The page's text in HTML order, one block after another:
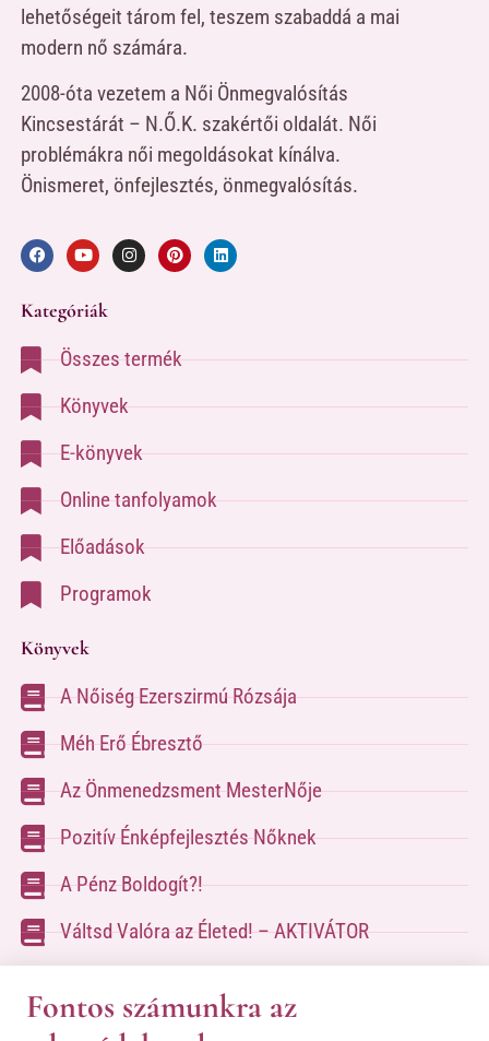
lehetőségeit tárom fel, teszem szabaddá a mai
modern nő számára.
2008-óta vezetem a Női Önmegvalósítás
Kincsestárát – N.Ő.K. szakértői oldalát. Női
problémákra női megoldásokat kínálva.
Önismeret, önfejlesztés, önmegvalósítás.
Kategóriák
Összes termék
Könyvek
E-könyvek
Online tanfolyamok
Előadások
Programok
Könyvek
A Nőiség Ezerszirmú Rózsája
Méh Erő Ébresztő
Az Önmenedzsment MesterNője
Pozitív Énképfejlesztés Nőknek
A Pénz Boldogít?!
Váltsd Valóra az Életed! – AKTIVÁTOR
Fontos számunkra az